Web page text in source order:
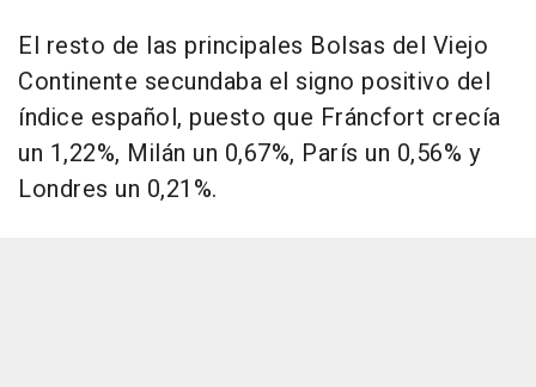
El resto de las principales Bolsas del Viejo
Continente secundaba el signo positivo del
índice español, puesto que Fráncfort crecía
un 1,22%, Milán un 0,67%, París un 0,56% y
Londres un 0,21%.